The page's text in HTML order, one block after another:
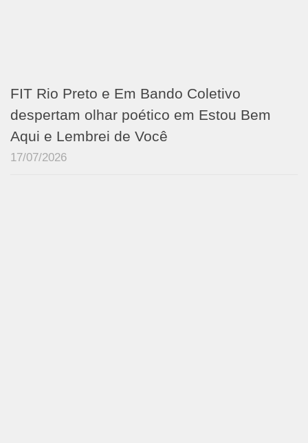
FIT Rio Preto e Em Bando Coletivo
despertam olhar poético em Estou Bem
Aqui e Lembrei de Você
17/07/2026